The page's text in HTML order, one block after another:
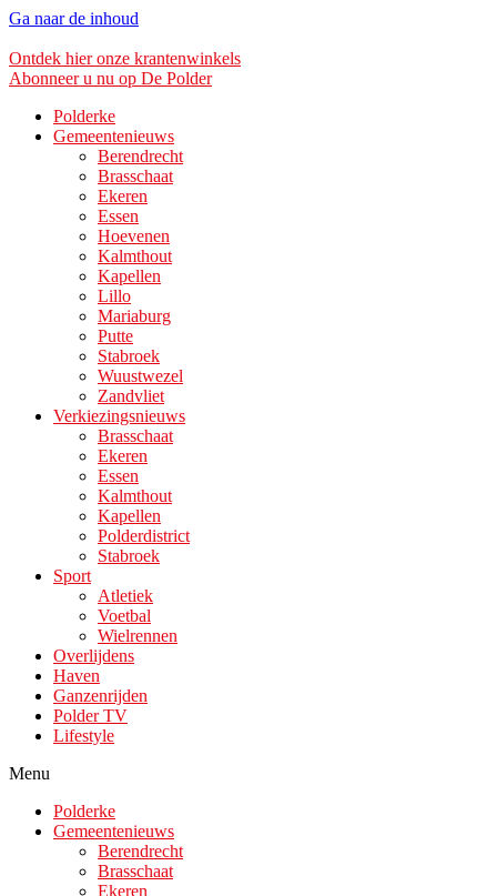
Ga naar de inhoud
Ontdek hier onze krantenwinkels
Abonneer u nu op De Polder
Polderke
Gemeentenieuws
Berendrecht
Brasschaat
Ekeren
Essen
Hoevenen
Kalmthout
Kapellen
Lillo
Mariaburg
Putte
Stabroek
Wuustwezel
Zandvliet
Verkiezingsnieuws
Brasschaat
Ekeren
Essen
Kalmthout
Kapellen
Polderdistrict
Stabroek
Sport
Atletiek
Voetbal
Wielrennen
Overlijdens
Haven
Ganzenrijden
Polder TV
Lifestyle
Menu
Polderke
Gemeentenieuws
Berendrecht
Brasschaat
Ekeren